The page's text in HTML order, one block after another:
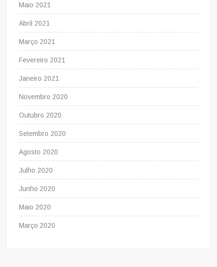
Maio 2021
Abril 2021
Março 2021
Fevereiro 2021
Janeiro 2021
Novembro 2020
Outubro 2020
Setembro 2020
Agosto 2020
Julho 2020
Junho 2020
Maio 2020
Março 2020